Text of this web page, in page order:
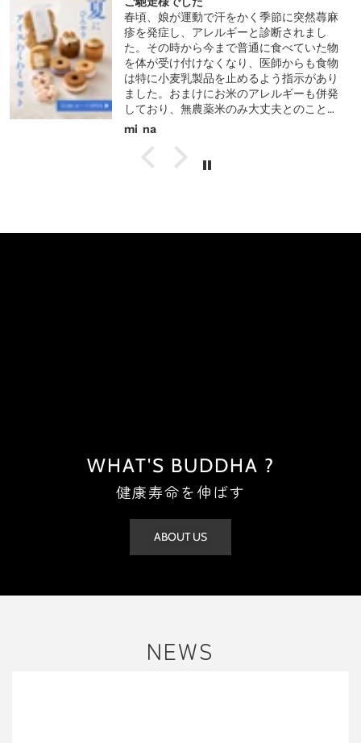
春頃、娘が運動で汗をかく季節に突然蕁麻
疹を発症し、アレルギーと診断されまし
た。その時から今まで普通に食べていた物
を体が受け付けなくなり、医師からも食物
は特に小麦乳製品を止めるよう指示があり
ました。おまけにお米のアレルギーも併発
しており、無農薬米のみ大丈夫とのことで
学校給食もお弁当に切り替えることにな
で少しずつ疲弊してました。ドタバタの1学
期を無事に終えた夏休みの朝、偶然ブッダ
文。お品の一つ一つに安心感と丁寧な温か
mi_na
WHAT'S BUDDHA ?
健康寿命を伸ばす
ABOUT US
NEWS